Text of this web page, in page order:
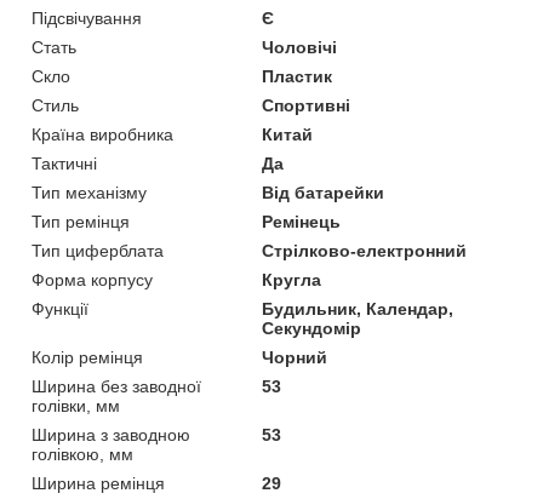
Підсвічування
Є
Стать
Чоловічі
Скло
Пластик
Стиль
Спортивні
Країна виробника
Китай
Тактичні
Да
Тип механізму
Від батарейки
Тип ремінця
Ремінець
Тип циферблата
Стрілково-електронний
Форма корпусу
Кругла
Функції
Будильник, Календар,
Секундомір
Колір ремінця
Чорний
Ширина без заводної
голівки, мм
53
Ширина з заводною
голівкою, мм
53
Ширина ремінця 29